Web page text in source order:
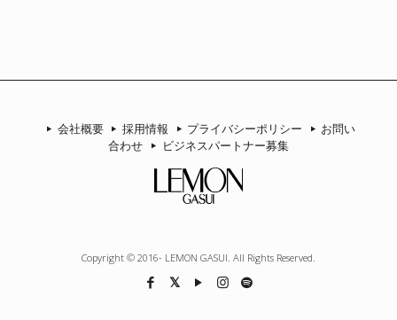
会社概要 採用情報 プライバシーポリシー
お問い
合わせ
ビジネスパートナー募集
Copyright © 2016- LEMON GASUI. All Rights Reserved.